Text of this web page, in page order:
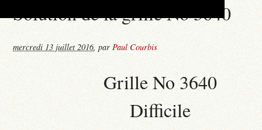
Solution de la grille No 3640
mercredi 13 juillet 2016,parPaul Courbis
Grille No 3640
Difficile